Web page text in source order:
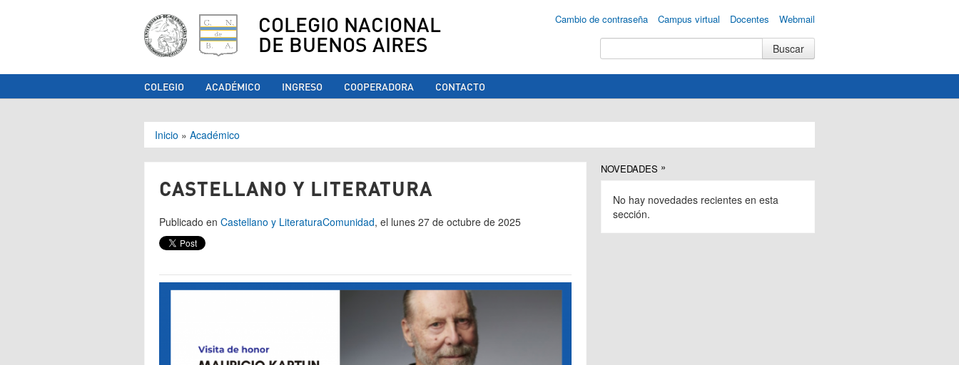
COLEGIO NACIONAL
DE BUENOS AIRES
Cambio de contraseña Campus virtual Docentes Webmail
COLEGIO ACADÉMICO INGRESO COOPERADORA CONTACTO
Se encuentra usted aquí
Inicio » Académico
CASTELLANO Y LITERATURA
Publicado en Castellano y LiteraturaComunidad, el lunes 27 de octubre de 2025
NOVEDADES
No hay novedades recientes en esta
sección.